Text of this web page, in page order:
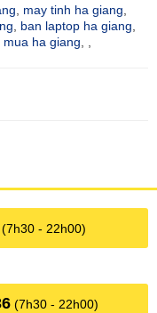
may tinh ha giang
ban laptop ha giang
mua ha giang
(7h30 - 22h00)
(7h30 - 22h00)